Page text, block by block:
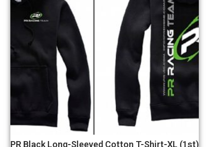
PR Black Long-Sleeved Cotton T-Shirt-XL (1st)